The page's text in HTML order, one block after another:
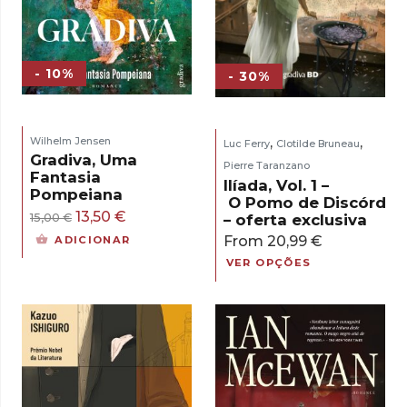
- 10%
Wilhelm Jensen
Gradiva, Uma
Fantasia
Pompeiana
15,00€ O
preço
15,00 €.
13,50 €
preço
13,50 €.
ADICIONAR
- 30%
Luc Ferry, Clotilde Bruneau,
Pierre Taranzano
Ilíada, Vol. 1 –
O Pomo de Discórdia
– oferta exclusiva
From 20,99 €
VER OPÇÕES